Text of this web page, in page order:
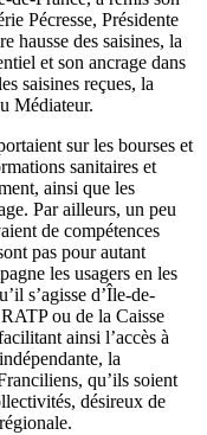
Pécresse, Présidente
hausse des saisines, la
et son ancrage dans
saisines reçues, la
Médiateur.
sur les bourses et
sanitaires et
ainsi que les
Par ailleurs, un peu
de compétences
pas pour autant
les usagers en les
s’agisse d’Île-de-
ou de la Caisse
ainsi l’accès à
la
qu’ils soient
désireux de